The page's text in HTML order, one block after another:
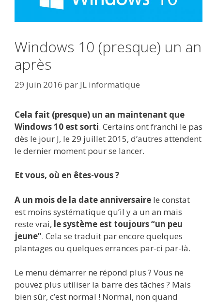
Windows 10 (presque) un an
après
29 juin 2016 par JL informatique
Cela fait (presque) un an maintenant que
Windows 10 est sorti. Certains ont franchi le pas
dès le jour J, le 29 juillet 2015, d’autres attendent
le dernier moment pour se lancer.
Et vous, où en êtes-vous ?
A un mois de la date anniversaire le constat
est moins systématique qu’il y a un an mais
reste vrai, le système est toujours “un peu
jeune”. Cela se traduit par encore quelques
plantages ou quelques errances par-ci par-là.
Le menu démarrer ne répond plus ? Vous ne
pouvez plus utiliser la barre des tâches ? Mais
bien sûr, c’est normal ! Normal, non quand